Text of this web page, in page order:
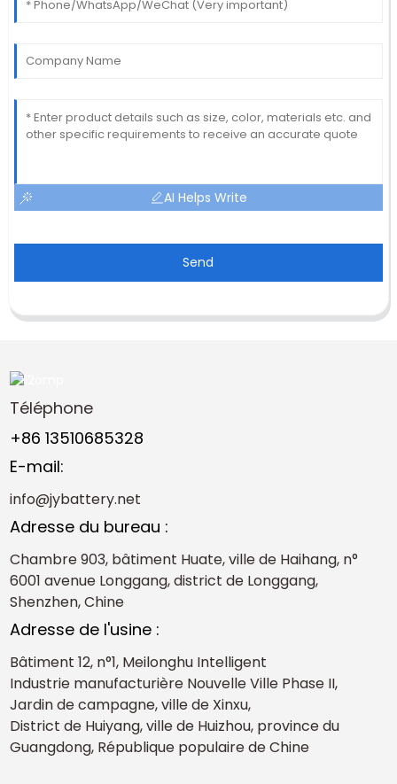
AI Helps Write
Send
Téléphone
+86 13510685328
E-mail:
info@jybattery.net
Adresse du bureau :
Chambre 903, bâtiment Huate, ville de Haihang, n°
6001 avenue Longgang, district de Longgang,
Shenzhen, Chine
Adresse de l'usine :
Bâtiment 12, n°1, Meilonghu Intelligent
Industrie manufacturière Nouvelle Ville Phase II,
Jardin de campagne, ville de Xinxu,
District de Huiyang, ville de Huizhou, province du
Guangdong, République populaire de Chine